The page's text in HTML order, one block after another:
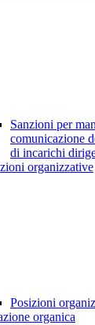
Sanzioni per
comunicazione
di incarichi
organizzative
Posizioni
organica